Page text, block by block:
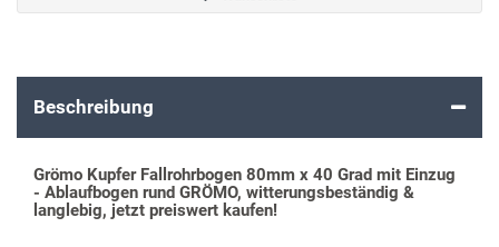
Beschreibung
Grömo Kupfer Fallrohrbogen 80mm x 40 Grad mit Einzug
- Ablaufbogen rund GRÖMO, witterungsbeständig &
langlebig, jetzt preiswert kaufen!